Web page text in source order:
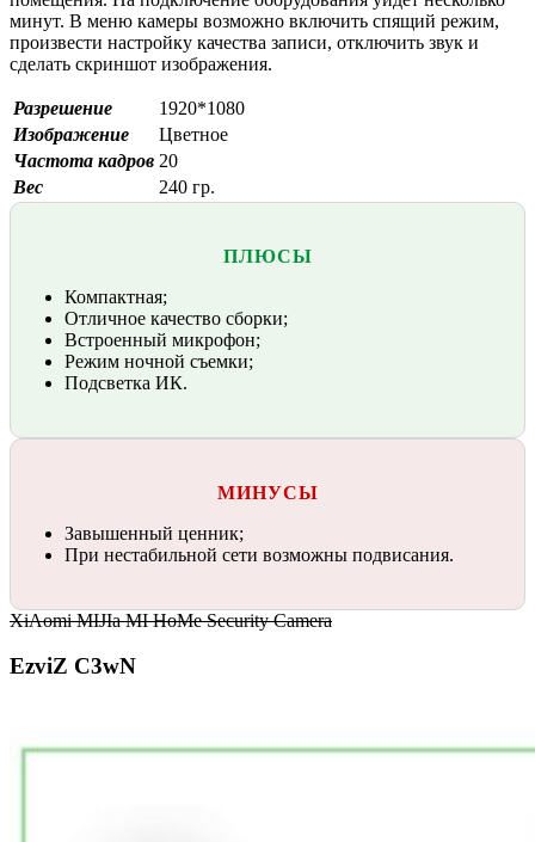
минут. В меню камеры возможно включить спящий режим,
произвести настройку качества записи, отключить звук и
сделать скриншот изображения.
Разрешение
1920*1080
Изображение
Цветное
Частота кадров 20
Вес
240 гр.
ПЛЮСЫ
Компактная;
Отличное качество сборки;
Встроенный микрофон;
Режим ночной съемки;
Подсветка ИК.
МИНУСЫ
Завышенный ценник;
При нестабильной сети возможны подвисания.
XiAomi MIJIa MI HoMe Security Camera
EzviZ C3wN